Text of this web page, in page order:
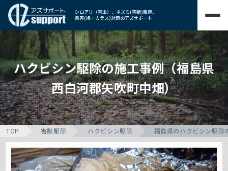
シロアリ（害虫）、ネズミ(害獣)駆除、
鳥害(鳩・カラス)対策のアズサポート
ハクビシン駆除の施工事例（福島県
西白河郡矢吹町中畑）
TOP 害獣駆除 ハクビシン駆除 福島県のハクビシン駆除